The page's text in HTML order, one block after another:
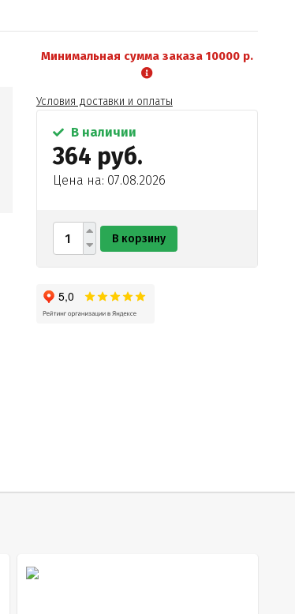
Минимальная сумма заказа 10000 р.
Условия доставки и оплаты
В наличии
364 руб.
Цена на: 07.08.2026
В корзину